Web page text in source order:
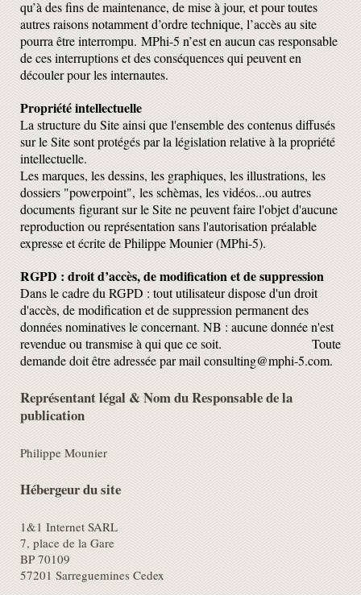
qu’à des fins de maintenance, de mise à jour, et pour toutes
autres raisons notamment d’ordre technique, l’accès au site
pourra être interrompu. MPhi-5 n’est en aucun cas responsable
de ces interruptions et des conséquences qui peuvent en
découler pour les internautes.
Propriété intellectuelle
La structure du Site ainsi que l'ensemble des contenus diffusés
sur le Site sont protégés par la législation relative à la propriété
intellectuelle.
Les marques, les dessins, les graphiques, les illustrations, les
dossiers "powerpoint", les schèmas, les vidéos...ou autres
documents figurant sur le Site ne peuvent faire l'objet d'aucune
reproduction ou représentation sans l'autorisation préalable
expresse et écrite de Philippe Mounier (MPhi-5).
RGPD : droit d’accès, de modification et de suppression
Dans le cadre du RGPD : tout utilisateur dispose d'un droit
d'accès, de modification et de suppression permanent des
données nominatives le concernant. NB : aucune donnée n'est
revendue ou transmise à qui que ce soit. Toute
demande doit être adressée par mail consulting@mphi-5.com.
Représentant légal & Nom du Responsable de la
publication
Philippe Mounier
Hébergeur du site
1&1 Internet SARL
7, place de la Gare
BP 70109
57201 Sarreguemines Cedex